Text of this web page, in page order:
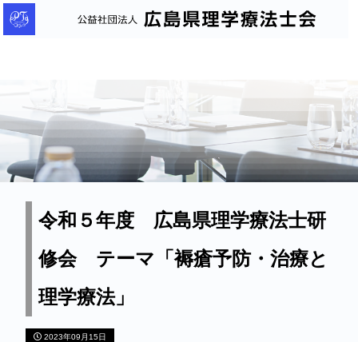
公
益
人
島
令和５年度 広島県理学療法士研
修会 テーマ「褥瘡予防・治療と
理学療法」
2023年09月15日